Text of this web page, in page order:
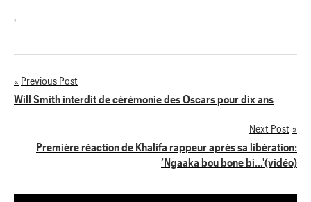
'
Navigation
l’article
Previous Post
Will Smith interdit de cérémonie des Oscars pour dix ans
Next Post
Première réaction de Khalifa rappeur après sa libération:
‘Ngaaka bou bone bi…'(vidéo)